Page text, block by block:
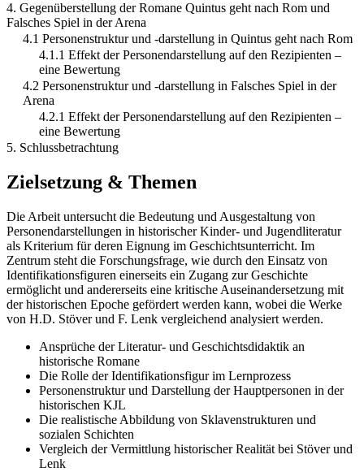
4. Gegenüberstellung der Romane Quintus geht nach Rom und
Falsches Spiel in der Arena
4.1 Personenstruktur und -darstellung in Quintus geht nach Rom
4.1.1 Effekt der Personendarstellung auf den Rezipienten –
eine Bewertung
4.2 Personenstruktur und -darstellung in Falsches Spiel in der
Arena
4.2.1 Effekt der Personendarstellung auf den Rezipienten –
eine Bewertung
5. Schlussbetrachtung
Zielsetzung & Themen
Die Arbeit untersucht die Bedeutung und Ausgestaltung von
Personendarstellungen in historischer Kinder- und Jugendliteratur
als Kriterium für deren Eignung im Geschichtsunterricht. Im
Zentrum steht die Forschungsfrage, wie durch den Einsatz von
Identifikationsfiguren einerseits ein Zugang zur Geschichte
ermöglicht und andererseits eine kritische Auseinandersetzung mit
der historischen Epoche gefördert werden kann, wobei die Werke
von H.D. Stöver und F. Lenk vergleichend analysiert werden.
Ansprüche der Literatur- und Geschichtsdidaktik an
historische Romane
Die Rolle der Identifikationsfigur im Lernprozess
Personenstruktur und Darstellung der Hauptpersonen in der
historischen KJL
Die realistische Abbildung von Sklavenstrukturen und
sozialen Schichten
Vergleich der Vermittlung historischer Realität bei Stöver und
Lenk